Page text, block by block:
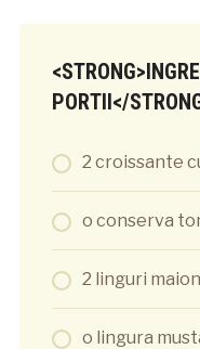
PORTII</
2 croissante
o conserva
2 linguri
o lingura